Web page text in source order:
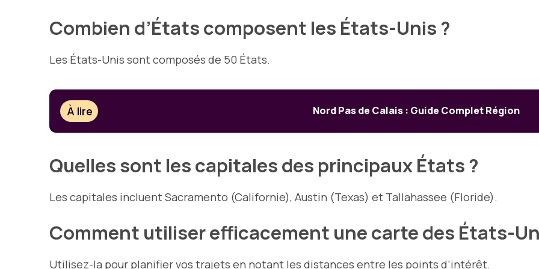
Combien d’États composent les États-Unis ?
Les États-Unis sont composés de 50 États.
À lire Nord Pas de Calais : Guide Complet Région
Quelles sont les capitales des principaux États ?
Les capitales incluent Sacramento (Californie), Austin (Texas) et Tallahassee (Floride).
Comment utiliser efficacement une carte des États-
Utilisez-la pour planifier vos trajets en notant les distances entre les points d’intérêt.